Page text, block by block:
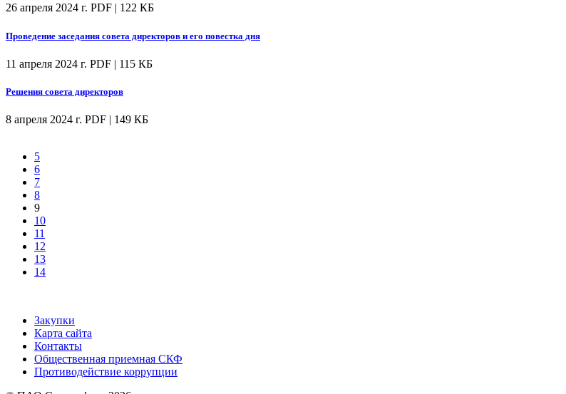
26 апреля 2024 г. PDF | 122 КБ
Проведение заседания совета директоров и его повестка дня
11 апреля 2024 г. PDF | 115 КБ
Решения совета директоров
8 апреля 2024 г. PDF | 149 КБ
5
6
7
8
9
10
11
12
13
14
Закупки
Карта сайта
Контакты
Общественная приемная СКФ
Противодействие коррупции